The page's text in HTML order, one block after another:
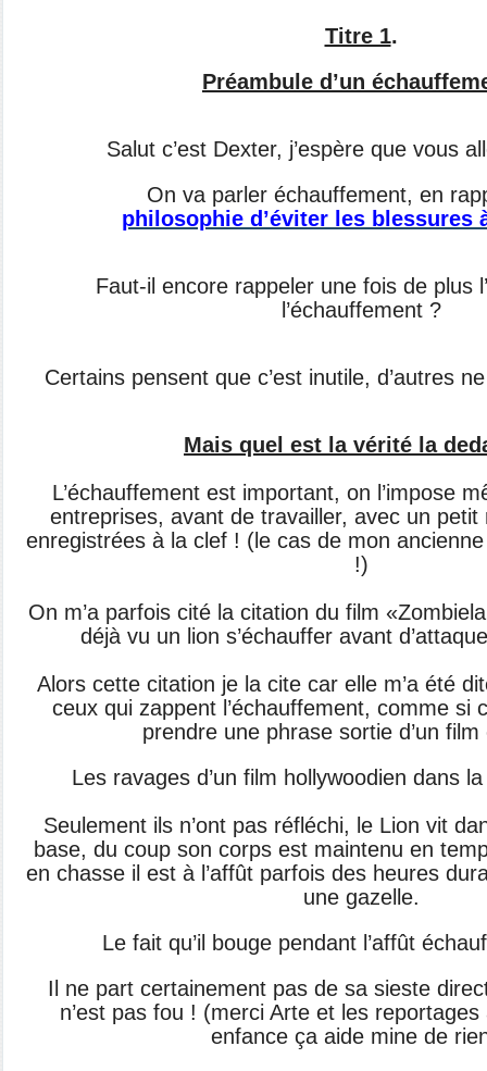
Titre 1.
Préambule d’un
Salut c’est Dexter, j’espère que vous
On va parler échauffement, en
philosophie d’éviter les blessures
Faut-il encore rappeler une fois de plus
l’échauffement ?
Certains pensent que c’est inutile, d’autres
Mais quel est la vérité la
L’échauffement est important, on l’impose
entreprises, avant de travailler, avec un petit
enregistrées à la clef ! (le cas de mon
!)
On m’a parfois cité la citation du film
déjà vu un lion s’échauffer avant
Alors cette citation je la cite car elle m’a été
ceux qui zappent l’échauffement, comme si
prendre une phrase sortie d’un
Les ravages d’un film hollywoodien dans
Seulement ils n’ont pas réfléchi, le Lion vit
base, du coup son corps est maintenu en
en chasse il est à l’affût parfois des heures
une gazelle.
Le fait qu’il bouge pendant l’affût
Il ne part certainement pas de sa sieste
n’est pas fou ! (merci Arte et les
enfance ça aide mine de